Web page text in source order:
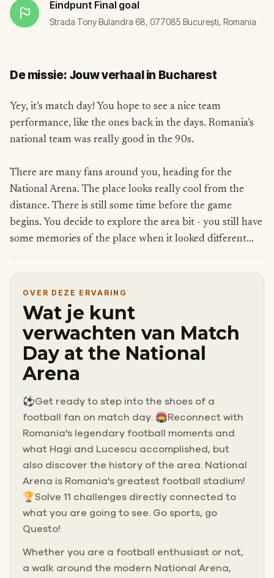
Eindpunt Final goal
Strada Tony Bulandra 68, 077085 București, Romania
De missie: Jouw verhaal in Bucharest
Yey, it’s match day! You hope to see a nice team
performance, like the ones back in the days. Romania’s
national team was really good in the 90s.
There are many fans around you, heading for the
National Arena. The place looks really cool from the
distance. There is still some time before the game
begins. You decide to explore the area bit - you still have
some memories of the place when it looked different...
OVER DEZE ERVARING
Wat je kunt
verwachten van Match
Day at the National
Arena
⚽Get ready to step into the shoes of a
football fan on match day. 🏟️Reconnect with
Romania's legendary football moments and
what Hagi and Lucescu accomplished, but
also discover the history of the area. National
Arena is Romania's greatest football stadium!
🏆Solve 11 challenges directly connected to
what you are going to see. Go sports, go
Questo!
Whether you are a football enthusiast or not,
a walk around the modern National Arena,